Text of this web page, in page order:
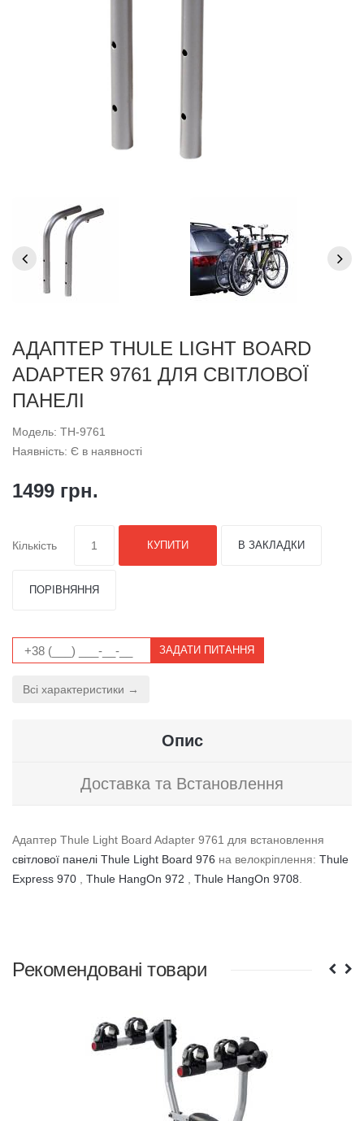
АДАПТЕР THULE LIGHT BOARD
ADAPTER 9761 ДЛЯ СВІТЛОВОЇ
ПАНЕЛІ
Модель: TH-9761
Наявність: Є в наявності
1499 грн.
Кількість КУПИТИ В ЗАКЛАДКИ
ПОРІВНЯННЯ
ЗАДАТИ ПИТАННЯ
Всі характеристики →
Опис
Доставка та Встановлення
Адаптер Thule Light Board Adapter 9761 для встановлення
світлової панелі Thule Light Board 976 на велокріплення: Thule
Express 970 , Thule HangOn 972 , Thule HangOn 9708.
Рекомендовані товари